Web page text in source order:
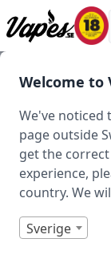
Welcome to
We've noticed
page outside
get the
experience,
country. We
Sverige
Vapes.se
Tillverkare
Art.nr: 39717
I lager